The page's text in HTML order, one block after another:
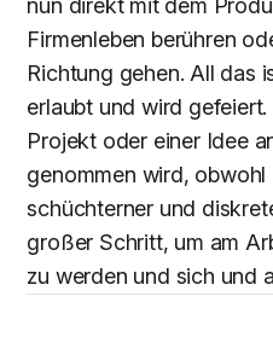
Firmenleben berühren
Richtung gehen. All das
erlaubt und wird
Projekt oder einer Idee
genommen wird, obwohl
schüchterner und
großer Schritt, um am
zu werden und sich und